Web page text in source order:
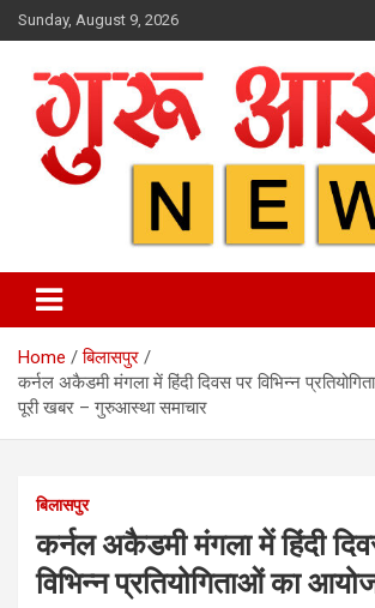
Skip
to
Sunday, August 9, 2026
Home
बिलासपुर
कर्नल अकैडमी मंगला में हिंदी दिवस पर विभिन्न
पूरी खबर – गुरुआस्था समाचार
बिलासपुर
कर्नल अकैडमी मंगला में हिंदी
विभिन्न प्रतियोगिताओं का